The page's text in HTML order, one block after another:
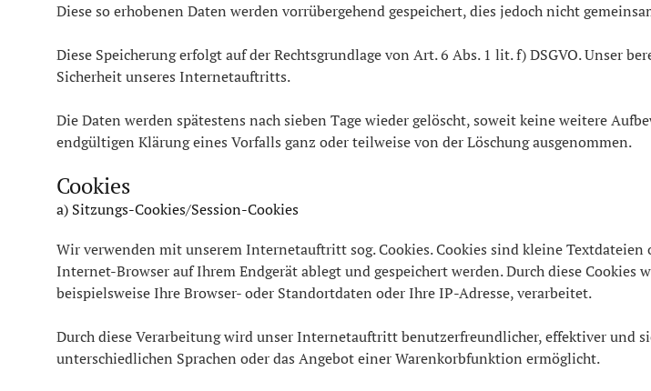
Diese so erhobenen Daten werden vorrübergehend gespeichert, dies jedoch nicht
Diese Speicherung erfolgt auf der Rechtsgrundlage von Art. 6 Abs. 1 lit. f) DSGVO. Unser
Sicherheit unseres Internetauftritts.
Die Daten werden spätestens nach sieben Tage wieder gelöscht, soweit keine weitere
endgültigen Klärung eines Vorfalls ganz oder teilweise von der Löschung ausgenommen.
Cookies
a) Sitzungs-Cookies/Session-Cookies
Wir verwenden mit unserem Internetauftritt sog. Cookies. Cookies sind kleine
Internet-Browser auf Ihrem Endgerät ablegt und gespeichert werden. Durch diese
beispielsweise Ihre Browser- oder Standortdaten oder Ihre IP-Adresse, verarbeitet.
Durch diese Verarbeitung wird unser Internetauftritt benutzerfreundlicher, effektiver und
unterschiedlichen Sprachen oder das Angebot einer Warenkorbfunktion ermöglicht.